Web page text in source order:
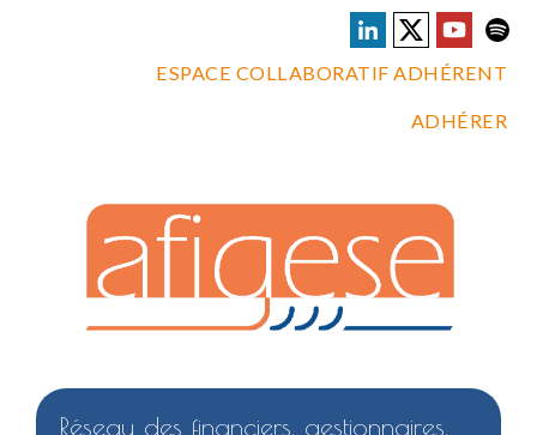
ESPACE COLLABORATIF ADHÉRENT
ADHÉRER
Réseau des financiers, gestionnaires,